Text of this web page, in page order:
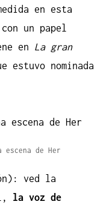
en esta
un papel
en La gran
nominada
escena de Her
ved la
la voz de